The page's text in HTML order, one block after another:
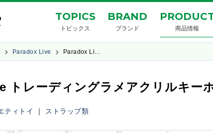
TOPICS
トピックス
BRAND
ブランド 商品情報
Paradox Live Paradox Li…
トレーディングラメアクリルキー
ティトイ ｜ ストラップ類